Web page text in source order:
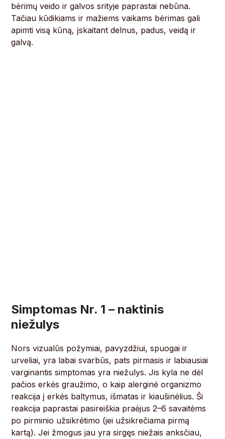
bėrimų veido ir galvos srityje paprastai nebūna.
Tačiau kūdikiams ir mažiems vaikams bėrimas gali
apimti visą kūną, įskaitant delnus, padus, veidą ir
galvą.
Simptomas Nr. 1 – naktinis
niežulys
Nors vizualūs požymiai, pavyzdžiui, spuogai ir
urveliai, yra labai svarbūs, pats pirmasis ir labiausiai
varginantis simptomas yra niežulys. Jis kyla ne dėl
pačios erkės graužimo, o kaip alerginė organizmo
reakcija į erkės baltymus, išmatas ir kiaušinėlius. Ši
reakcija paprastai pasireiškia praėjus 2–6 savaitėms
po pirminio užsikrėtimo (jei užsikrečiama pirmą
kartą). Jei žmogus jau yra sirgęs niežais anksčiau,